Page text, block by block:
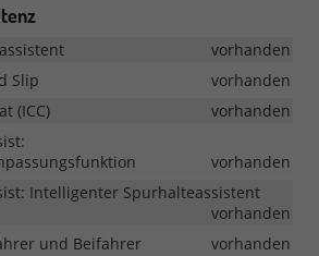
vorhanden
Slip
vorhanden
(ICC)
vorhanden
vorhanden
Intelligenter Spurhalteassistent
vorhanden
und Beifahrer
vorhanden